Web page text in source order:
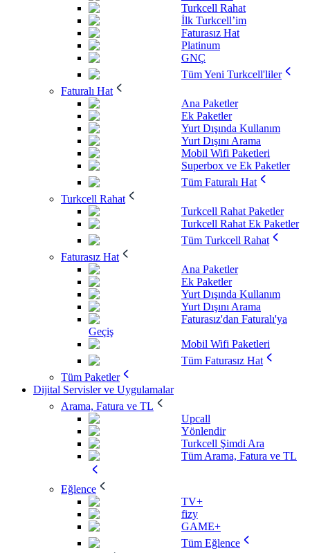
Turkcell Rahat
İlk Turkcell’im
Faturasız Hat
Platinum
GNÇ
Tüm Yeni Turkcell'liler
Faturalı Hat
Ana Paketler
Ek Paketler
Yurt Dışında Kullanım
Yurt Dışını Arama
Mobil Wifi Paketleri
Superbox ve Ek Paketler
Tüm Faturalı Hat
Turkcell Rahat
Turkcell Rahat Paketler
Turkcell Rahat Ek Paketler
Tüm Turkcell Rahat
Faturasız Hat
Ana Paketler
Ek Paketler
Yurt Dışında Kullanım
Yurt Dışını Arama
Faturasız'dan Faturalı'ya
Geçiş
Mobil Wifi Paketleri
Tüm Faturasız Hat
Tüm Paketler
Dijital Servisler ve Uygulamalar
Arama, Fatura ve TL
Upcall
Yönlendir
Turkcell Şimdi Ara
Tüm Arama, Fatura ve TL
Eğlence
TV+
fizy
GAME+
Tüm Eğlence